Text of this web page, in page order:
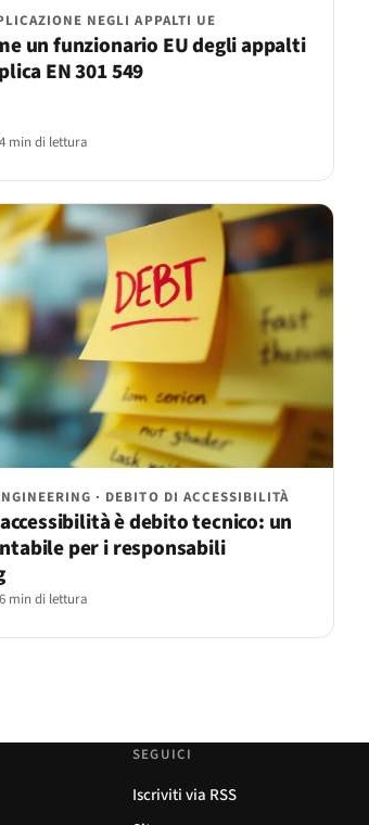
NEGLI APPALTI UE
un funzionario EU degli appalti
EN 301 549
min di lettura
· DEBITO DI ACCESSIBILITÀ
è debito tecnico: un
per i responsabili
min di lettura
SEGUICI
Iscriviti via RSS